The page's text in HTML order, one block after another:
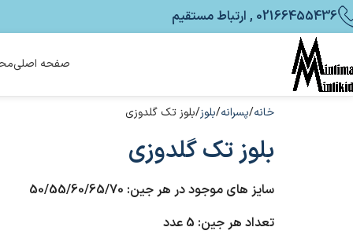
02166455436 , ارتباط مستقیم
صفحه اصلی
خانه پسرانه بلوز بلوز تک گلدوزی
بلوز تک گلدوزی
سایز های موجود در هر جین: 50/55/60/65/70
تعداد هر جین: 5 عدد